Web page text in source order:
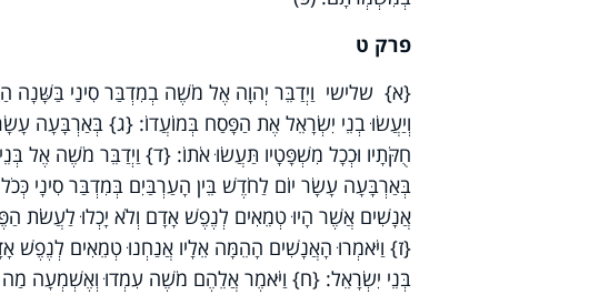
פרק ט
{א} שלישי וַיְדַבֵּר יְהוָה אֶל מֹשֶׁה בְמִדְבַּר סִינַי
וְיַעֲשׂוּ בְנֵי יִשְׂרָאֵל אֶת הַפָּסַח בְּמוֹעֲדוֹ: {ג} בְּאַרְבָּעָה
חֻקֹּתָיו וּכְכָל מִשְׁפָּטָיו תַּעֲשׂוּ אֹתוֹ: {ד} וַיְדַבֵּר מֹשֶׁה אֶל
בְּאַרְבָּעָה עָשָׂר יוֹם לַחֹדֶשׁ בֵּין הָעַרְבַּיִם בְּמִדְבַּר סִינָי
אֲנָשִׁים אֲשֶׁר הָיוּ טְמֵאִים לְנֶפֶשׁ אָדָם וְלֹא יָכְלוּ לַעֲשֹׂת
{ז} וַיֹּאמְרוּ הָאֲנָשִׁים הָהֵמָּה אֵלָיו אֲנַחְנוּ טְמֵאִים
בְּנֵי יִשְׂרָאֵל: {ח} וַיֹּאמֶר אֲלֵהֶם מֹשֶׁה עִמְדוּ וְאֶשְׁמְעָה מַה